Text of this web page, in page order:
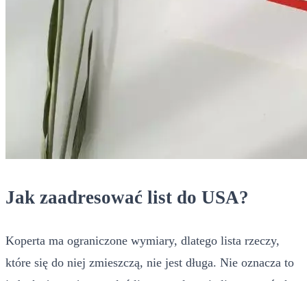
Jak zaadresować list do USA?
Koperta ma ograniczone wymiary, dlatego lista rzeczy,
które się do niej zmieszczą, nie jest długa. Nie oznacza to